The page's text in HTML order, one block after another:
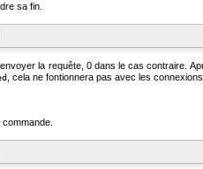
sa fin.
la requête, 0 dans le cas contraire.
, cela ne fontionnera pas avec les